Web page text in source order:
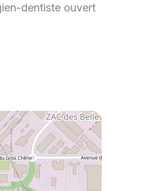
dentiste ouvert